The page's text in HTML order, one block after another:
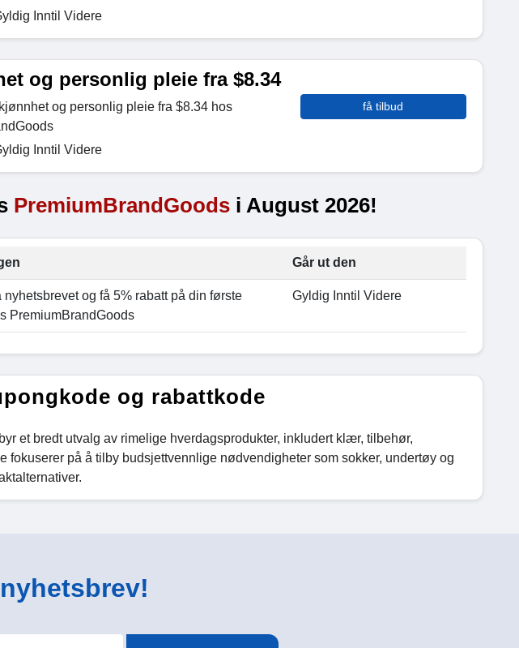
Inntil Videre
og personlig pleie fra $8.34
og personlig pleie fra $8.34 hos
Inntil Videre
få tilbud
PremiumBrandGoods i August 2026!
Går ut den
nyhetsbrevet og få 5% rabatt på din første
PremiumBrandGoods
Gyldig Inntil Videre
og rabattkode
et bredt utvalg av rimelige hverdagsprodukter, inkludert klær, tilbehør,
fokuserer på å tilby budsjettvennlige nødvendigheter som sokker, undertøy og
nyhetsbrev!